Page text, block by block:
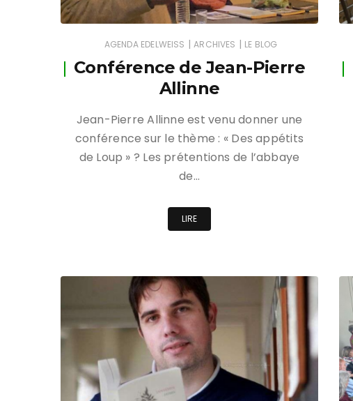
AGENDA EDELWEISS | ARCHIVES | LE BLOG
Conférence de Jean-Pierre
Allinne
Jean-Pierre Allinne est venu donner une
conférence sur le thème : « Des appétits
de Loup » ? Les prétentions de l’abbaye
de…
LIRE